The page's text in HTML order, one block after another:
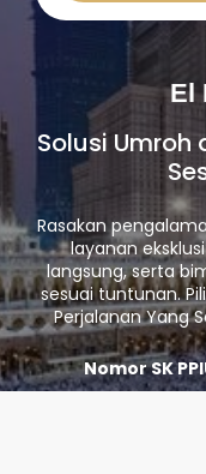
El
Solusi
Rasakan
layanan
langsung, serta
sesuai tuntunan.
Perjalanan Yang
Nomor SK
Nomor